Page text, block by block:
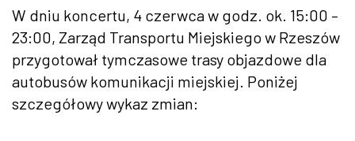
W dniu koncertu, 4 czerwca w godz. ok. 15:00 –
23:00, Zarząd Transportu Miejskiego w Rzeszów
przygotował tymczasowe trasy objazdowe dla
autobusów komunikacji miejskiej. Poniżej
szczegółowy wykaz zmian: